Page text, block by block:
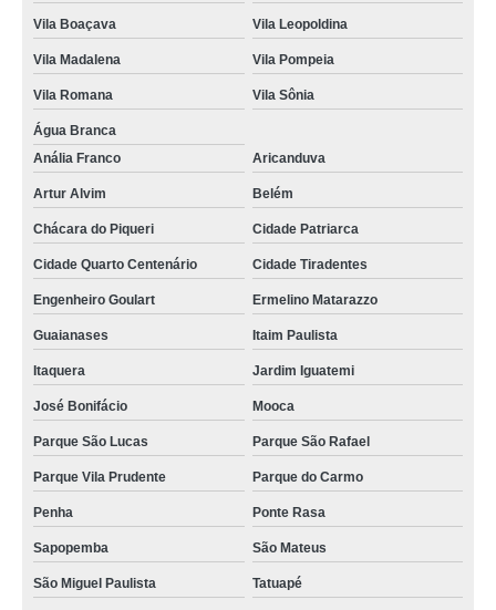
Vila Boaçava Vila Leopoldina
Vila Madalena Vila Pompeia
Vila Romana Vila Sônia
Água Branca
Anália Franco
Aricanduva
Artur Alvim Belém
Chácara do Piqueri Cidade Patriarca
Cidade Quarto Centenário Cidade Tiradentes
Engenheiro Goulart Ermelino Matarazzo
Guaianases Itaim Paulista
Itaquera Jardim Iguatemi
José Bonifácio Mooca
Parque São Lucas Parque São Rafael
Parque Vila Prudente Parque do Carmo
Penha Ponte Rasa
Sapopemba São Mateus
São Miguel Paulista Tatuapé